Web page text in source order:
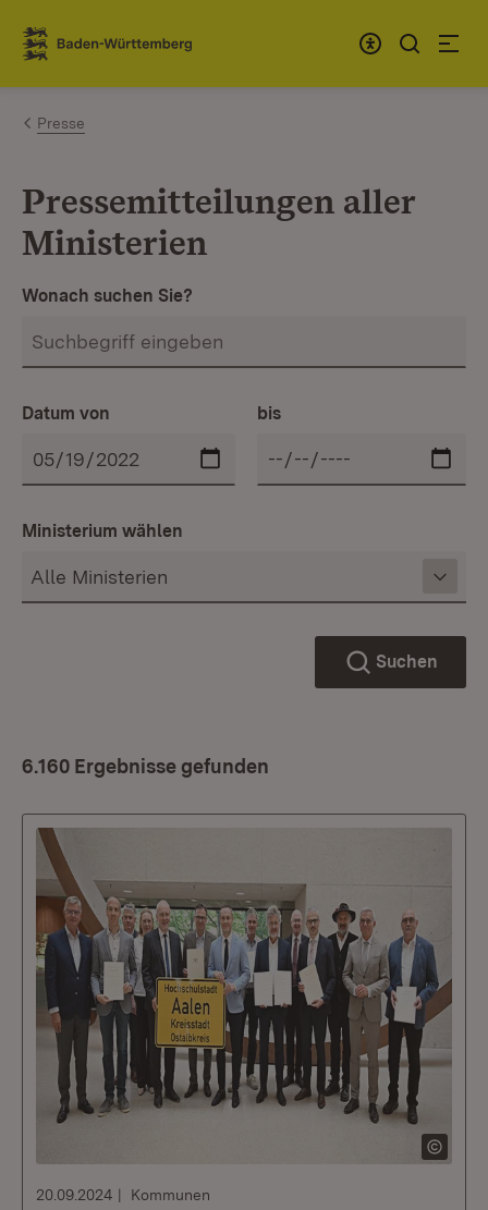
Zum Inhalt springen
Link zur Startseite
Presse
Pressemitteilungen aller
Ministerien
Wonach suchen Sie?
Datum von bis
Ministerium wählen
Suchen
6.160 Ergebnisse gefunden
20.09.2024 Kommunen